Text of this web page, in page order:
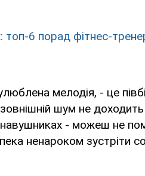
топ-6 порад фітнес-
мелодія, - це
шум не
- можеш не
ненароком зустріти